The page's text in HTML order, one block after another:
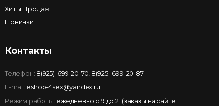
Хиты Продаж
Новинки
Контакты
Телефон: 8(925)-699-20-70 8(925)-699-20-87
E-mail: eshop-4sex@yandex.ru
Режим работы: ежедневно с 9 до 21 (заказы на сайте